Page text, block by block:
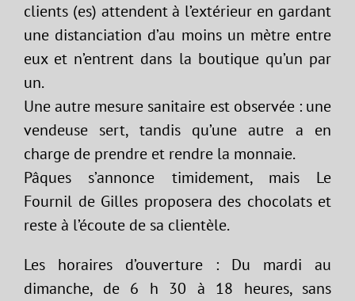
clients (es) attendent à l’extérieur en gardant
une distanciation d’au moins un mètre entre
eux et n’entrent dans la boutique qu’un par
un.
Une autre mesure sanitaire est observée : une
vendeuse sert, tandis qu’une autre a en
charge de prendre et rendre la monnaie.
Pâques s’annonce timidement, mais Le
Fournil de Gilles proposera des chocolats et
reste à l’écoute de sa clientèle.
Les horaires d’ouverture : Du mardi au
dimanche, de 6 h 30 à 18 heures, sans